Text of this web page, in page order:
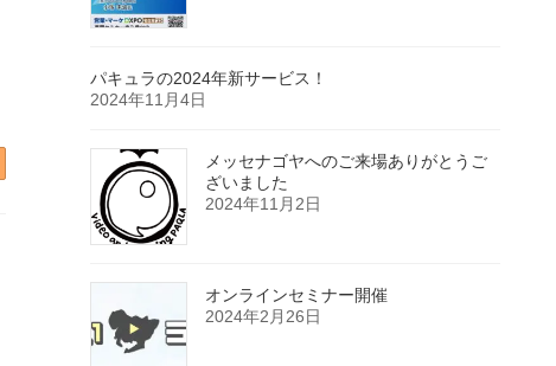
パキュラの2024年新サービス！
2024年11月4日
メッセナゴヤへのご来場ありがとうご
ざいました
2024年11月2日
オンラインセミナー開催
2024年2月26日